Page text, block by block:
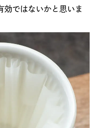
効ではないかと思いま